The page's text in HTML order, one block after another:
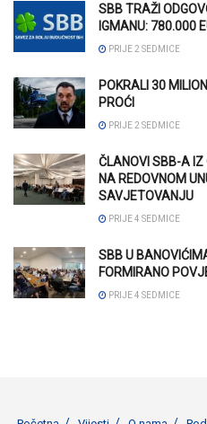
SBB TRAŽI
IGMANU: 780.000
PRIJE 2 SEDMICE
POKRALI 30
PROĆI
PRIJE 2 SEDMICE
ČLANOVI SBB-A IZ
NA REDOVNOM
SAVJETOVANJU
PRIJE 4 SEDMICE
SBB U
FORMIRANO
PRIJE 4 SEDMICE